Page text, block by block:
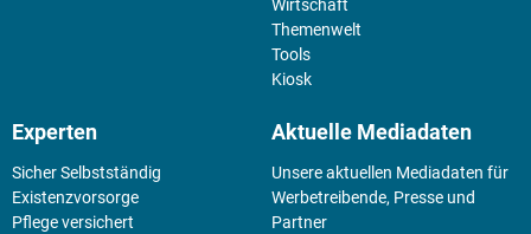
Wirtschaft
Themenwelt
Tools
Kiosk
Experten
Sicher Selbstständig
Existenz­vorsorge
Pflege versichert
Aktuelle Mediadaten
Unsere aktuellen Mediadaten für
Werbetreibende, Presse und
Partner